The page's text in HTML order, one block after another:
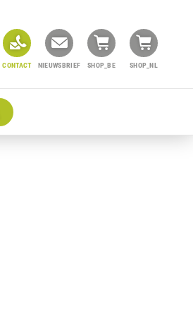
CONTACT NIEUWSBRIEF SHOP_BE SHOP_NL